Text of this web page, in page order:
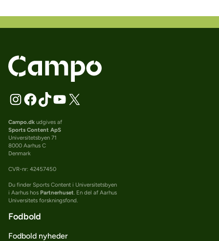
Campo.dkudgives af
Sports Content ApS
Universitetsbyen 71
8000 Aarhus C
Denmark
CVR-nr: 42457450
Du finder Sports Content i Universitetsbyen
i Aarhus hos Partnerhuset. En del af Aarhus
Universitets forskningsfond.
Fodbold
Fodbold nyheder